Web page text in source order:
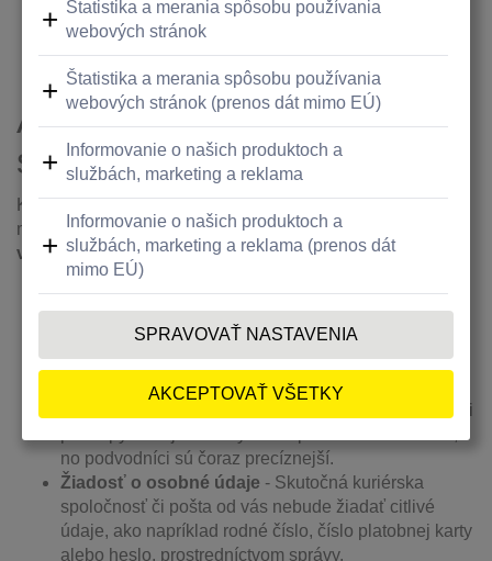
spoločnosti však od vás nikdy nebudú žiadať platbu
online dodatočne. Buď platíte vopred, alebo pri
Ako spoznať podvodnú
správu?
Komunikácia môže pôsobiť verným dojmom, no zvyčajne
má niektoré podozrivé znaky. Aby ste sa vyhli tejto hrozbe,
všímajte si najmä toto:
Podozrivá adresa-Skontrolujte e-mailovú adresu
alebo telefónne číslo, z ktorého vám správa prišla.
Overte si, či skutočne ide o kontakt menovanej
doručovacej firmy.
Gramatické chyby-Falošné správy majú často
nedokonalú formu, môžu sa v nich vyskytnúť chyby či
no podvodníci sú čoraz precíznejší.
Žiadosť o osobné údaje - Skutočná kuriérska
spoločnosť či pošta od vás nebude žiadať citlivé
údaje, ako napríklad rodné číslo, číslo platobnej karty
alebo heslo, prostredníctvom správy.